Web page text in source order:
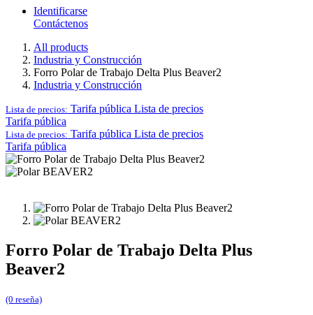
Identificarse
Contáctenos
All products
Industria y Construcción
Forro Polar de Trabajo Delta Plus Beaver2
Industria y Construcción
Lista de precios: Tarifa pública Lista de precios
Tarifa pública
Lista de precios: Tarifa pública Lista de precios
Tarifa pública
Forro Polar de Trabajo Delta Plus
Beaver2
(0 reseña)